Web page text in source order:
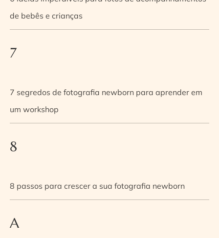
de bebês e crianças
7
7 segredos de fotografia newborn para aprender em
um workshop
8
8 passos para crescer a sua fotografia newborn
A